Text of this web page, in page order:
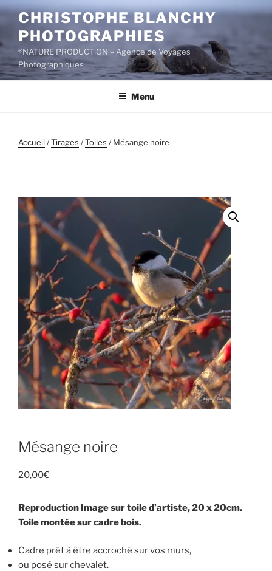
Aller
contenu
principal
CHRISTOPHE BLANCHY
PHOTOGRAPHIES
®NATURE PRODUCTiON – Agence de Voyages
Photographiques
Menu
Accueil/Tirages /Toiles / Mésange noire
Mésange noire
20,00€
Reproduction Image sur toile d’artiste, 20 x 20cm.
Toile montée sur cadre bois.
Cadre prêt à être accroché sur vos murs,
ou posé sur chevalet.